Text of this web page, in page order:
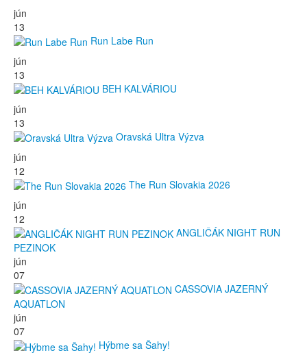
jún
13
Run Labe Run
jún
13
BEH KALVÁRIOU
jún
13
Oravská Ultra Výzva
jún
12
The Run Slovakia 2026
jún
12
ANGLIČÁK NIGHT RUN
PEZINOK
jún
07
CASSOVIA JAZERNÝ
AQUATLON
jún
07
Hýbme sa Šahy!